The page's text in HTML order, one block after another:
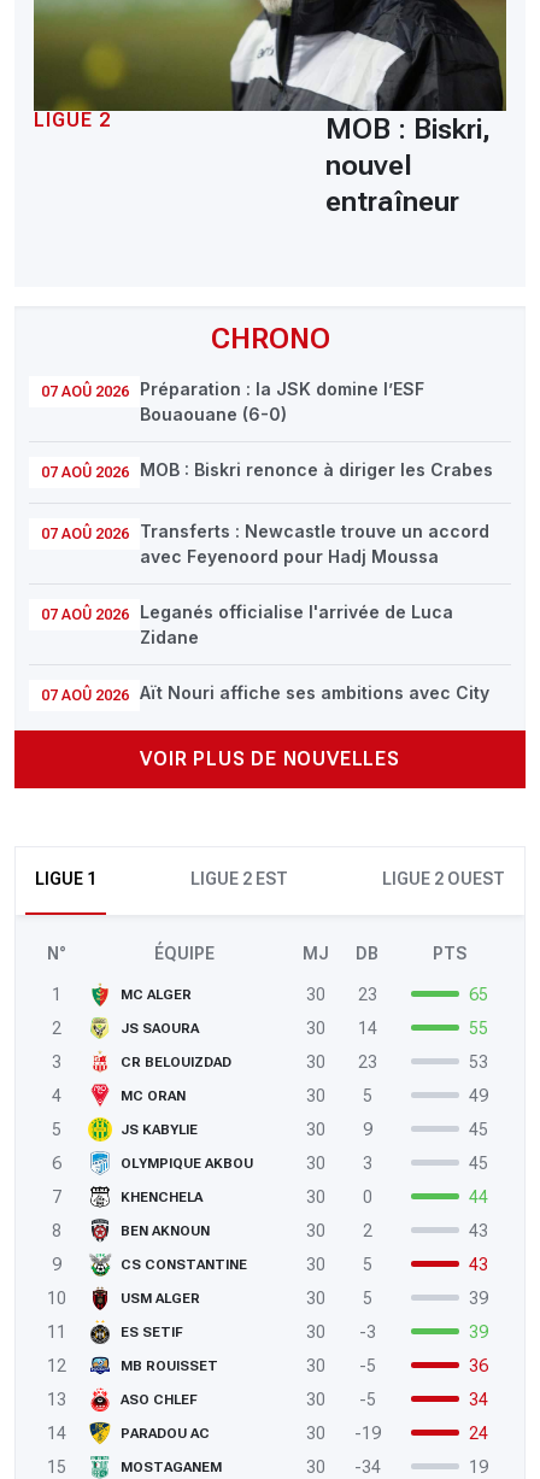
CHRONO
07 AOÛ 2026
Préparation : la JSK domine l’ESF
Bouaouane (6-0)
07 AOÛ 2026 MOB : Biskri renonce à diriger les Crabes
07 AOÛ 2026
Transferts : Newcastle trouve un accord
avec Feyenoord pour Hadj Moussa
07 AOÛ 2026
Leganés officialise l'arrivée de Luca
Zidane
07 AOÛ 2026 Aït Nouri affiche ses ambitions avec City
VOIR PLUS DE NOUVELLES
LIGUE 1 LIGUE 2 EST LIGUE 2 OUEST
N° ÉQUIPE MJ DB PTS
1 MC ALGER 30 23
65
2
JS SAOURA 30 14
55
3
CR BELOUIZDAD 30 23
53
4
MC ORAN 30 5
49
5
JS KABYLIE 30 9
45
6
OLYMPIQUE AKBOU 30 3
45
7
KHENCHELA 30 0
44
8
BEN AKNOUN 30 2
43
9
CS CONSTANTINE 30 5
43
10
USM ALGER 30 5
39
11
ES SETIF 30 -3
39
12
MB ROUISSET 30 -5
36
13
ASO CHLEF 30 -5
34
14
PARADOU AC 30 -19
24
15
MOSTAGANEM 30 -34
19
LIGUE 2
MOB : Biskri,
nouvel
entraîneur